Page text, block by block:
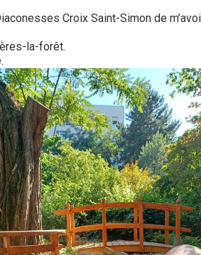
Croix Saint-Simon de
la-forêt.